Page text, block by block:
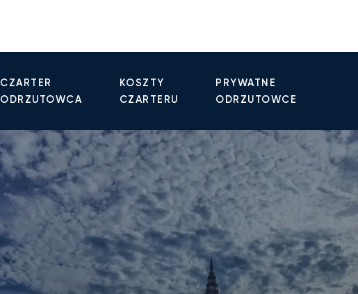
CZARTER
ODRZUTOWCA
KOSZTY
CZARTERU
PRYWATNE
ODRZUTOWCE